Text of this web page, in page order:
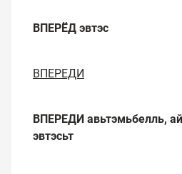
ВПЕРЁД эвтэс
ВПЕРЕДИ
ВПЕРЕДИ авьтэмьбелль,
эвтэсьт